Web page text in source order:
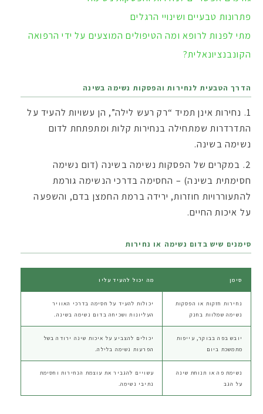
פתרונות טבעיים ושינויי הרגלים
מתי לפנות לרופא ומה הטיפולים המוצעים על ידי הרפואה
הקונבנציונאלית?
הדרך הטבעית לנחירות והפסקות נשימה בשינה
נחירות אינן תמיד “רק רעש לילה”, הן עשויות להעיד על
התדרדרות שמתחילה בנחירות קלות ומתפתחת לדום
נשימה בשינה.
במקרים של הפסקות נשימה בשינה (דום נשימה
חסימתית בשינה) – החסימה בדרכי הנשימה גורמת
להתעוררויות חוזרות, ירידה ברמת החמצן בדם, והשפעה
על איכות החיים.
סימנים שיש בדום נשימה או נחירות
סימן מה יכול להעיד עליו
נחירות חזקות או הפסקות
נשימה שמלוות בחנק
יכולות להעיד על חסימה בדרכי האוויר
העליונות ושכיחה בדום נשימה בשינה.
יובש בפה בבוקר, עייפות
מתמשכת ביום
יכולים להצביע על איכות שינה ירודה בשל
הפרעות נשימה בלילה.
נשימת פה או תנוחת שינה
על הגב
עשויים להגביר את עוצמת הנחירות וחסימת
נתיבי נשימה.